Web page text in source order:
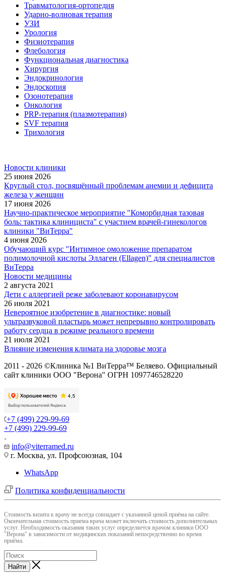
Травматология-ортопедия
Ударно-волновая терапия
УЗИ
Урология
Физиотерапия
Флебология
Функциональная диагностика
Хирургия
Эндокринология
Эндоскопия
Озонотерапия
Онкология
PRP-терапия (плазмотерапия)
SVF терапия
Трихология
Новости клиники
25 июня 2026
Круглый стол, посвящённый проблемам анемии и дефицита
железа у женщин
17 июня 2026
Научно-практическое мероприятие "Коморбидная тазовая
боль: тактика клинициста" с участием врачей-гинекологов
клиники "ВиТерра"
4 июня 2026
Обучающий курс "Интимное омоложение препаратом
полимолочной кислоты Эллаген (Ellagen)" для специалистов
ВиТерра
Новости медицины
2 августа 2021
Дети с аллергией реже заболевают коронавирусом
26 июля 2021
Невероятное изобретение в диагностике: новый
ультразвуковой пластырь может непрерывно контролировать
работу сердца в режиме реального времени
21 июля 2021
Влияние изменения климата на здоровье мозга
2011 - 2026 ©Клиника №1 ВиТерра™ Беляево. Официальный
сайт клиники ООО "Верона" ОГРН 1097746528220
+7 (499) 229-99-69
+7 (499) 229-99-69
info@viterramed.ru
г. Москва, ул. Профсоюзная, 104
WhatsApp
Политика конфиденциальности
Cтоимость визита к врачу не всегда совпадает с указанной ценой приёма на сайте.
Окончательная стоимость приема врача может включать стоимость дополнительных
услуг. Необходимость оказания таких услуг определяется врачом клиники ООО
"Верона" в зависимости от медицинских показаний непосредственно во время
приёма.
Найти